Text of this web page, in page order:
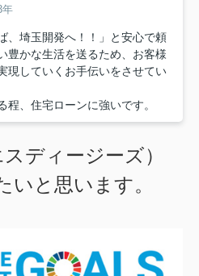
年
、埼玉開発へ！！」と安心で頼
豊かな生活を送るため、お客様
現していくお手伝いをさせてい
程、住宅ローンに強いです。
スディージーズ）
いと思います。